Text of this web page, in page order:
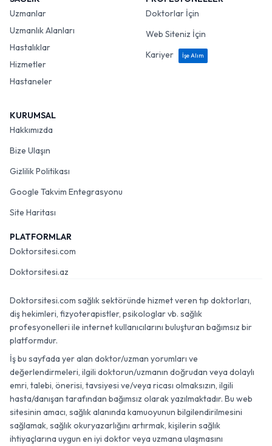
Uzmanlar
Uzmanlık Alanları
Hastalıklar
Hizmetler
Hastaneler
Doktorlar İçin
Web Siteniz İçin
Kariyer
İşe Alım
KURUMSAL
Hakkımızda
Bize Ulaşın
Gizlilik Politikası
Google Takvim Entegrasyonu
Site Haritası
PLATFORMLAR
Doktorsitesi.com
Doktorsitesi.az
Doktorsitesi.com sağlık sektöründe hizmet veren tıp doktorları,
diş hekimleri, fizyoterapistler, psikologlar vb. sağlık
profesyonelleri ile internet kullanıcılarını buluşturan bağımsız bir
platformdur.
İş bu sayfada yer alan doktor/uzman yorumları ve
değerlendirmeleri, ilgili doktorun/uzmanın doğrudan veya dolaylı
emri, talebi, önerisi, tavsiyesi ve/veya ricası olmaksızın, ilgili
hasta/danışan tarafından bağımsız olarak yazılmaktadır. Bu web
sitesinin amacı, sağlık alanında kamuoyunun bilgilendirilmesini
sağlamak, sağlık okuryazarlığını artırmak, kişilerin sağlık
ihtiyaçlarına uygun en iyi doktor veya uzmana ulaşmasını